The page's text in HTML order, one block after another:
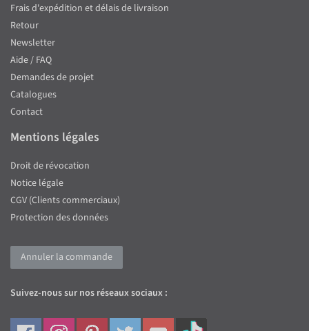
Frais d'expédition et délais de livraison
Retour
Newsletter
Aide / FAQ
Demandes de projet
Catalogues
Contact
Mentions légales
Droit de révocation
Notice légale
CGV (Clients commerciaux)
Protection des données
Annuler la commande
Suivez-nous sur nos réseaux sociaux :